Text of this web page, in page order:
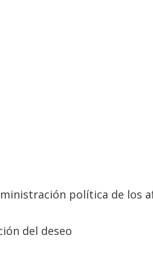
política de los
del deseo